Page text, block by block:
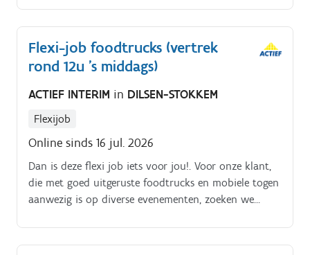
Flexi-job foodtrucks (vertrek
rond 12u 's middags)
ACTIEF INTERIM in DILSEN-STOKKEM
Flexijob
Online sinds 16 jul. 2026
Dan is deze flexi job iets voor jou!. Voor onze klant,
die met goed uitgeruste foodtrucks en mobiele togen
aanwezig is op diverse evenementen, zoeken we